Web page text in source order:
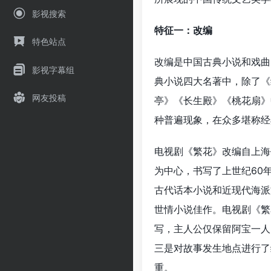
影视搜索
特色站点
影视字幕组
网友投稿
特征一：改编
改编是中国古典小说和戏
典小说四大名著中，除了
亭》《长生殿》《桃花扇
种普遍现象，在众多堪称
电视剧《繁花》改编自上
为中心，书写了上世纪60
古代话本小说和近现代海
世情小说佳作。电视剧《
写，主人公仅保留阿宝一
三是对故事发生地点进行
重。